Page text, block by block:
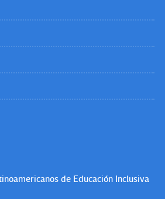
de Educación Inclusiva